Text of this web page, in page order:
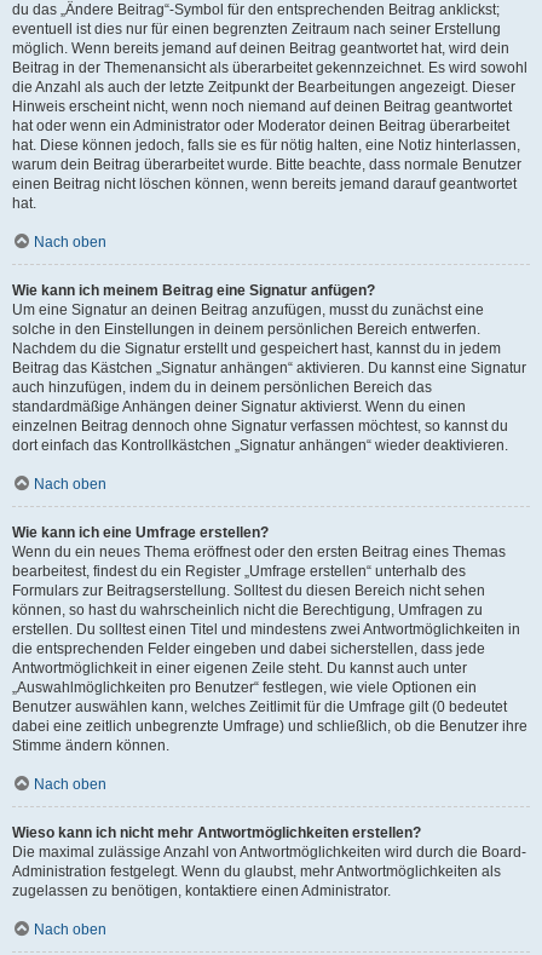
du das „Ändere Beitrag“-Symbol für den entsprechenden Beitrag anklickst;
eventuell ist dies nur für einen begrenzten Zeitraum nach seiner Erstellung
möglich. Wenn bereits jemand auf deinen Beitrag geantwortet hat, wird dein
Beitrag in der Themenansicht als überarbeitet gekennzeichnet. Es wird sowohl
die Anzahl als auch der letzte Zeitpunkt der Bearbeitungen angezeigt. Dieser
Hinweis erscheint nicht, wenn noch niemand auf deinen Beitrag geantwortet
hat oder wenn ein Administrator oder Moderator deinen Beitrag überarbeitet
hat. Diese können jedoch, falls sie es für nötig halten, eine Notiz hinterlassen,
warum dein Beitrag überarbeitet wurde. Bitte beachte, dass normale Benutzer
einen Beitrag nicht löschen können, wenn bereits jemand darauf geantwortet
hat.
Nach oben
Wie kann ich meinem Beitrag eine Signatur anfügen?
Um eine Signatur an deinen Beitrag anzufügen, musst du zunächst eine
solche in den Einstellungen in deinem persönlichen Bereich entwerfen.
Nachdem du die Signatur erstellt und gespeichert hast, kannst du in jedem
Beitrag das Kästchen „Signatur anhängen“ aktivieren. Du kannst eine Signatur
auch hinzufügen, indem du in deinem persönlichen Bereich das
standardmäßige Anhängen deiner Signatur aktivierst. Wenn du einen
einzelnen Beitrag dennoch ohne Signatur verfassen möchtest, so kannst du
dort einfach das Kontrollkästchen „Signatur anhängen“ wieder deaktivieren.
Nach oben
Wie kann ich eine Umfrage erstellen?
Wenn du ein neues Thema eröffnest oder den ersten Beitrag eines Themas
bearbeitest, findest du ein Register „Umfrage erstellen“ unterhalb des
Formulars zur Beitragserstellung. Solltest du diesen Bereich nicht sehen
können, so hast du wahrscheinlich nicht die Berechtigung, Umfragen zu
erstellen. Du solltest einen Titel und mindestens zwei Antwortmöglichkeiten in
die entsprechenden Felder eingeben und dabei sicherstellen, dass jede
Antwortmöglichkeit in einer eigenen Zeile steht. Du kannst auch unter
„Auswahlmöglichkeiten pro Benutzer“ festlegen, wie viele Optionen ein
Benutzer auswählen kann, welches Zeitlimit für die Umfrage gilt (0 bedeutet
dabei eine zeitlich unbegrenzte Umfrage) und schließlich, ob die Benutzer ihre
Stimme ändern können.
Nach oben
Wieso kann ich nicht mehr Antwortmöglichkeiten erstellen?
Die maximal zulässige Anzahl von Antwortmöglichkeiten wird durch die Board-
Administration festgelegt. Wenn du glaubst, mehr Antwortmöglichkeiten als
zugelassen zu benötigen, kontaktiere einen Administrator.
Nach oben